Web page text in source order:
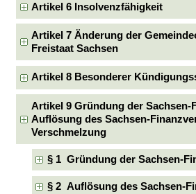
Artikel 6 Insolvenzfähigkeit
Artikel 7 Änderung der
Freistaat Sachsen
Artikel 8 Besonderer
Artikel 9 Gründung der Sachsen-
Auflösung des Sachsen-
Verschmelzung
§ 1 Gründung der Sachsen-
§ 2 Auflösung des Sachsen-